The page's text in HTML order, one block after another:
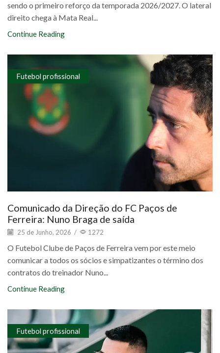
sendo o primeiro reforço da temporada 2026/2027. O lateral
direito chega à Mata Real...
Continue Reading
Futebol profissional
Comunicado da Direção do FC Paços de
Ferreira: Nuno Braga de saída
25 de Junho, 2026 / 1272
O Futebol Clube de Paços de Ferreira vem por este meio
comunicar a todos os sócios e simpatizantes o término dos
contratos do treinador Nuno...
Continue Reading
Futebol profissional